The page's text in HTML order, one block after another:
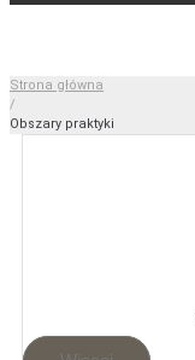
Strona główna
/
Obszary praktyki